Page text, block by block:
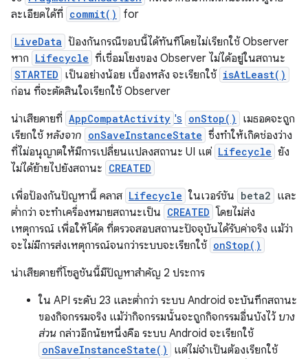
ละเอียดได้ที่ commit() for
LiveData ป้องกันกรณีขอบนี้ได้ทันทีโดยไม่เรียกใช้ Observer
หาก Lifecycle ที่เชื่อมโยงของ Observer ไม่ได้อยู่ในสถานะ
STARTED เป็นอย่างน้อย เบื้องหลัง จะเรียกใช้ isAtLeast()
ก่อน ที่จะตัดสินใจเรียกใช้ Observer
น่าเสียดายที่ AppCompatActivity 's onStop()
เมธอดจะถูก
เรียกใช้ หลังจาก onSaveInstanceState ซึ่งทำให้เกิดช่องว่าง
ที่ไม่อนุญาตให้มีการเปลี่ยนแปลงสถานะ UI แต่ Lifecycle ยัง
ไม่ได้ย้ายไปยังสถานะ CREATED
เพื่อป้องกันปัญหานี้ คลาส Lifecycle ในเวอร์ชัน beta2 และ
ต่ำกว่า จะทำเครื่องหมายสถานะเป็น CREATED โดยไม่ส่ง
เหตุการณ์ เพื่อให้โค้ด ที่ตรวจสอบสถานะปัจจุบันได้รับค่าจริง แม้ว่า
จะไม่มีการส่งเหตุการณ์จนกว่าระบบจะเรียกใช้ onStop()
น่าเสียดายที่โซลูชันนี้มีปัญหาสำคัญ 2 ประการ
ใน API ระดับ 23 และต่ำกว่า ระบบ Android จะบันทึกสถานะ
ของกิจกรรมจริง แม้ว่ากิจกรรมนั้นจะถูกกิจกรรมอื่นบังไว้ บาง
ส่วน กล่าวอีกนัยหนึ่งคือ ระบบ Android จะเรียกใช้
onSaveInstanceState() แต่ไม่จำเป็นต้องเรียกใช้